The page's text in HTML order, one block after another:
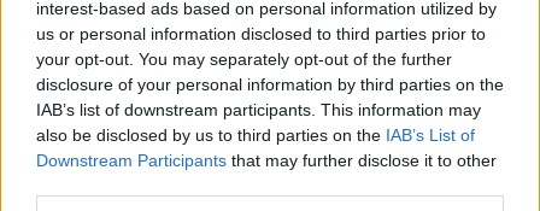
interest-based ads based on personal information utilized by
us or personal information disclosed to third parties prior to
your opt-out. You may separately opt-out of the further
disclosure of your personal information by third parties on the
IAB’s list of downstream participants. This information may
also be disclosed by us to third parties on the IAB’s List of
Downstream Participants that may further disclose it to other
Αλέξανδρος Τσουβέλας: Μίλησε για τα σχόλια που
δέχτηκε η σύντροφός του, Εύα Καρύδη «Θα την
υπερασπιζόμουν άλλες 500 φορές»